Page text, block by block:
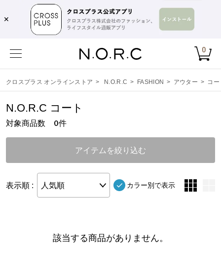
✕
0
クロスプラス オンラインストア > N.O.R.C > FASHION > アウター > コー
対象商品数 0件
N.O.R.C コート
アイテムを絞り込む
表示順 : 人気順 カラー別で表示
該当する商品がありません。